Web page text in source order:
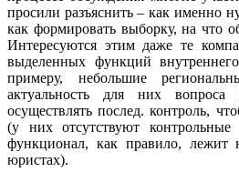
просили разъяснить – как именно
как формировать выборку, на что
Интересуются этим даже те
выделенных функций
примеру, небольшие
актуальность для них
осуществлять послед. контроль,
(у них отсутствуют
функционал, как правило, лежит
юристах).